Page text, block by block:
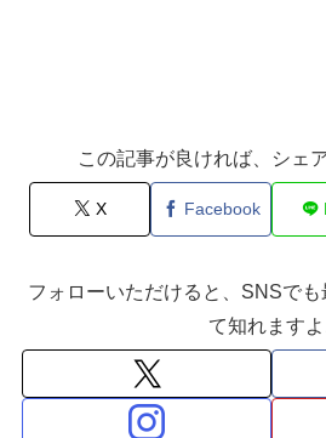
この記事が良ければ、シェ
X Facebook
フォローいただけると、SNSで
て知れますよ